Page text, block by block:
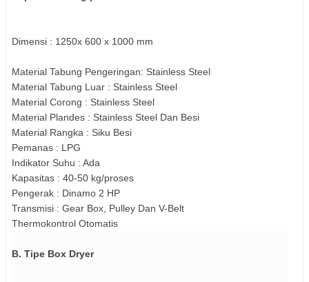
Dimensi : 1250x 600 x 1000 mm
Material Tabung Pengeringan: Stainless Steel
Material Tabung Luar : Stainless Steel
Material Corong : Stainless Steel
Material Plandes : Stainless Steel Dan Besi
Material Rangka : Siku Besi
Pemanas : LPG
Indikator Suhu : Ada
Kapasitas : 40-50 kg/proses
Pengerak : Dinamo 2 HP
Transmisi : Gear Box, Pulley Dan V-Belt
Thermokontrol Otomatis
B. Tipe Box Dryer